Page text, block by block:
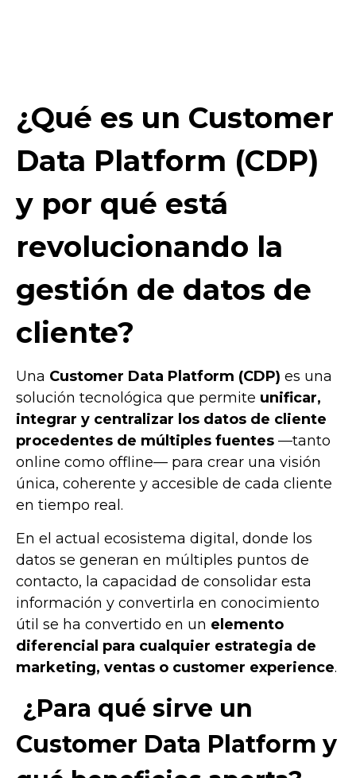
¿Qué es un Customer
Data Platform (CDP)
y por qué está
revolucionando la
gestión de datos de
cliente?
Una Customer Data Platform (CDP) es una
solución tecnológica que permite unificar,
integrar y centralizar los datos de cliente
procedentes de múltiples fuentes —tanto
online como offline— para crear una visión
única, coherente y accesible de cada cliente
en tiempo real.
En el actual ecosistema digital, donde los
datos se generan en múltiples puntos de
contacto, la capacidad de consolidar esta
información y convertirla en conocimiento
útil se ha convertido en un elemento
diferencial para cualquier estrategia de
marketing, ventas o customer experience.
¿Para qué sirve un
Customer Data Platform y